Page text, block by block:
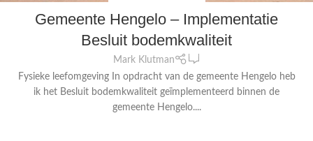
Gemeente Hengelo – Implementatie
Besluit bodemkwaliteit
Mark Klutman
Fysieke leefomgeving In opdracht van de gemeente Hengelo heb
ik het Besluit bodemkwaliteit geïmplementeerd binnen de
gemeente Hengelo....